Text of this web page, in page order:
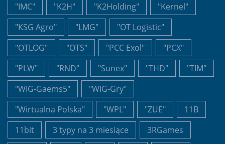
"IMC"
"K2H" "K2Holding"
"Kernel"
"KSG Agro"
"LMG"
"OT Logistic"
"OTLOG"
"OTS" "PCC Exol"
"PCX"
"PLW"
"RND" "Sunex" "THD"
"TIM"
"WIG-Gaems5"
"WIG-Gry"
"Wirtualna Polska"
"WPL" "ZUE"
11B
11bit
3 typy na 3 miesiące
3RGames